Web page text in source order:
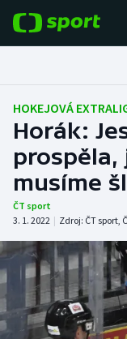
Fotbal
Hokej
Tenis
Atletika
Cyklistika
DALŠÍ SPORTY
Americký fotbal
HOKEJOVÁ
Horák:
prospěla,
musíme
ČT sport
3. 1. 2022 | Zdroj: ČT sport,